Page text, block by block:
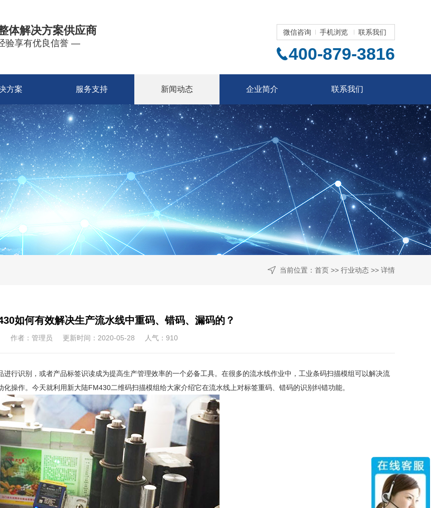
体解决方案供应商
验享有优良信誉 —
微信咨询 手机浏览 联系我们
400-879-3816
方案 服务支持 新闻动态 企业简介 联系我们
当前位置： 首页 >> 行业动态 >> 详情
如何有效解决生产流水线中重码、错码、漏码的？
作者：管理员 更新时间：2020-05-28 人气： 910
行识别，或者产品标签识读成为提高生产管理效率的一个必备工具。在很多的流水线作业中，工业条码扫描模组可以解决流
操作。今天就利用新大陆FM430二维码扫描模组给大家介绍它在流水线上对标签重码、错码的识别纠错功能。